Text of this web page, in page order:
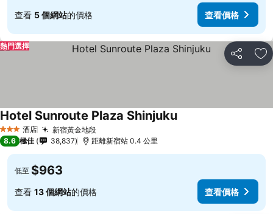
查看 5 個網站的價格 查看價格
分享 放
熱門選擇
3 星級 酒店 新宿黃金地段
Hotel Sunroute Plaza Shinjuku
8.6 極佳 38,837 距離新宿站 0.4 公里
低至 $963
查看 13 個網站的價格 查看價格